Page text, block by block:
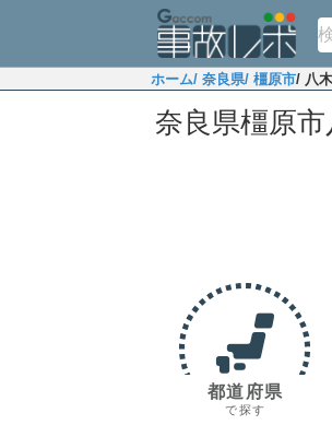
ホーム/ 奈良県/ 橿原市/ 八
奈良県橿原
都道府県
で探す